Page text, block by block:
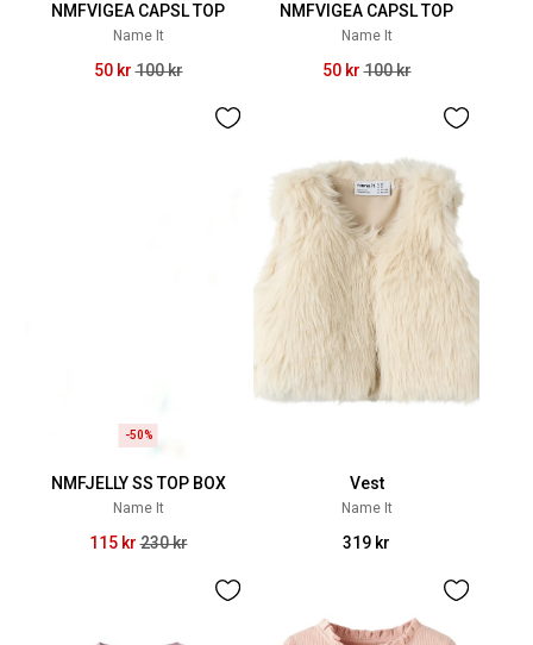
NMFVIGEA CAPSL TOP
Name It
50 kr 100 kr
NMFVIGEA CAPSL TOP
Name It
50 kr 100 kr
-50%
NMFJELLY SS TOP BOX
Name It
115 kr 230 kr
Vest
Name It
319 kr